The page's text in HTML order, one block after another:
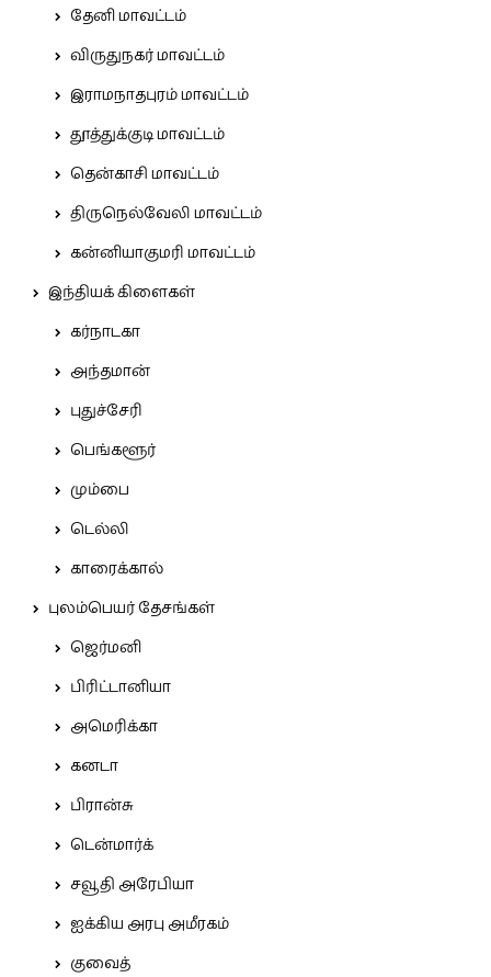
தேனி மாவட்டம்
விருதுநகர் மாவட்டம்
இராமநாதபுரம் மாவட்டம்
தூத்துக்குடி மாவட்டம்
தென்காசி மாவட்டம்
திருநெல்வேலி மாவட்டம்
கன்னியாகுமரி மாவட்டம்
இந்தியக் கிளைகள்
கர்நாடகா
அந்தமான்
புதுச்சேரி
பெங்களூர்
மும்பை
டெல்லி
காரைக்கால்
புலம்பெயர் தேசங்கள்
ஜெர்மனி
பிரிட்டானியா
அமெரிக்கா
கனடா
பிரான்சு
டென்மார்க்
சவூதி அரேபியா
ஐக்கிய அரபு அமீரகம்
குவைத்